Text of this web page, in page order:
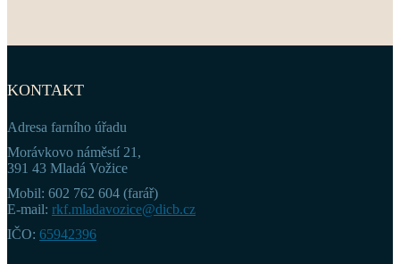
KONTAKT
Adresa farního úřadu
Morávkovo náměstí 21,
391 43 Mladá Vožice
Mobil: 602 762 604 (farář)
E-mail: rkf.mladavozice@dicb.cz
IČO: 65942396